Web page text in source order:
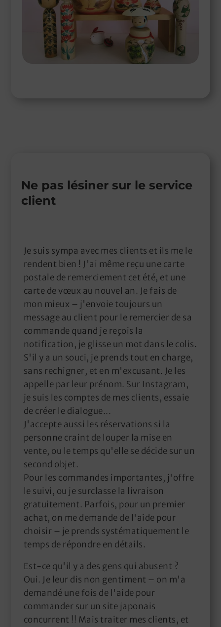
Ne pas lésiner sur le service
client
Je suis sympa avec mes clients et ils me le
rendent bien ! J'ai même reçu une carte
postale de remerciement cet été, et une
carte de vœux au nouvel an. Je fais de
mon mieux – j'envoie toujours un
message au client pour le remercier de sa
commande quand je reçois la
notification, je glisse un mot dans le colis.
S'il y a un souci, je prends tout en charge,
sans rechigner, et en m'excusant. Je les
appelle par leur prénom. Sur Instagram,
je suis les comptes de mes clients, essaie
de créer le dialogue...
J'accepte aussi les réservations si la
personne craint de louper la mise en
vente, ou le temps qu'elle se décide sur un
second objet.
Pour les commandes importantes, j'offre
le suivi, ou je surclasse la livraison
gratuitement. Parfois, pour un premier
achat, on me demande de l'aide pour
choisir – je prends systématiquement le
temps de répondre en détails.
Est-ce qu'il y a des gens qui abusent ?
Oui. Je leur dis non gentiment – on m'a
demandé une fois de l'aide pour
commander sur un site japonais
concurrent !! Mais traiter mes clients, et